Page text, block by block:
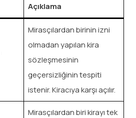
Açıklama
Mirasçılardan birinin izni
olmadan yapılan kira
sözleşmesinin
geçersizliğinin tespiti
istenir. Kiracıya karşı açılır.
Mirasçılardan biri kirayı tek